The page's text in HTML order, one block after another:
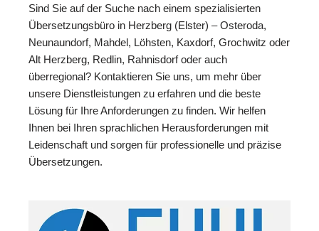
Sind Sie auf der Suche nach einem spezialisierten
Übersetzungsbüro in Herzberg (Elster) – Osteroda,
Neunaundorf, Mahdel, Löhsten, Kaxdorf, Grochwitz oder
Alt Herzberg, Redlin, Rahnisdorf oder auch
überregional? Kontaktieren Sie uns, um mehr über
unsere Dienstleistungen zu erfahren und die beste
Lösung für Ihre Anforderungen zu finden. Wir helfen
Ihnen bei Ihren sprachlichen Herausforderungen mit
Leidenschaft und sorgen für professionelle und präzise
Übersetzungen.